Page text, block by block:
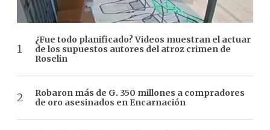
¿Fue todo planificado? Videos muestran el actuar
de los supuestos autores del atroz crimen de
Roselin
Robaron más de G. 350 millones a compradores
de oro asesinados en Encarnación